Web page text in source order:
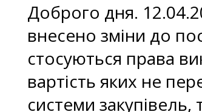
Доброго дня.
внесено зміни до
стосуються права
вартість яких не
системи закупівель,